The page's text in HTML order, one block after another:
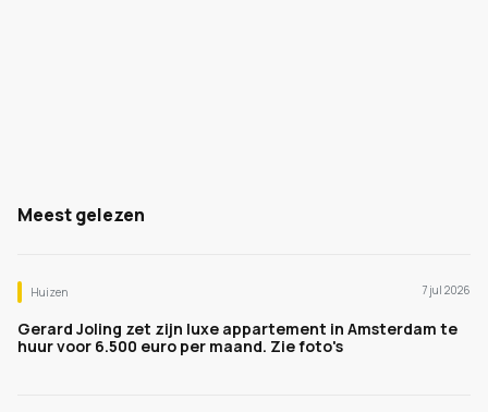
Meest gelezen
Huizen 7 jul 2026
Gerard Joling zet zijn luxe appartement in Amsterdam te
huur voor 6.500 euro per maand. Zie foto's